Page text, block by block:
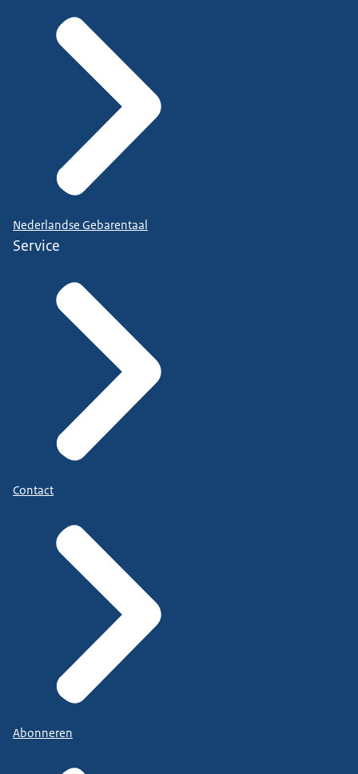
Nederlandse Gebarentaal
Service
Contact
Abonneren